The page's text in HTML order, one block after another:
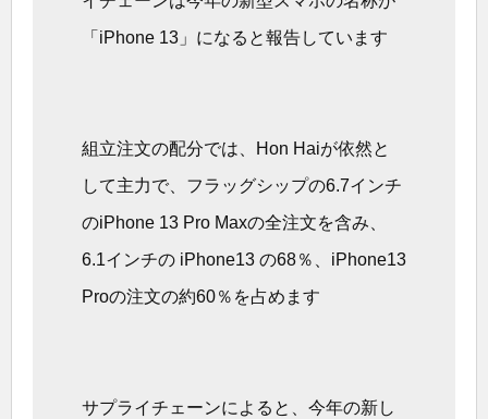
「iPhone 13」になると報告しています
組立注文の配分では、Hon Haiが依然と
して主力で、フラッグシップの6.7インチ
のiPhone 13 Pro Maxの全注文を含み、
6.1インチの iPhone13 の68％、iPhone13
Proの注文の約60％を占めます
サプライチェーンによると、今年の新し